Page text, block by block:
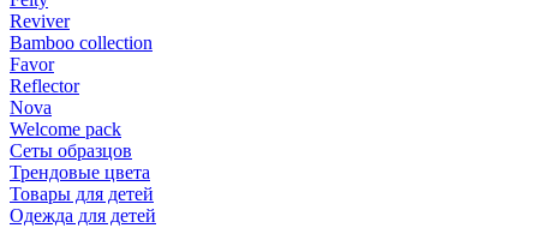
Reviver
Bamboo collection
Favor
Reflector
Nova
Welcome pack
Сеты образцов
Трендовые цвета
Товары для детей
Одежда для детей